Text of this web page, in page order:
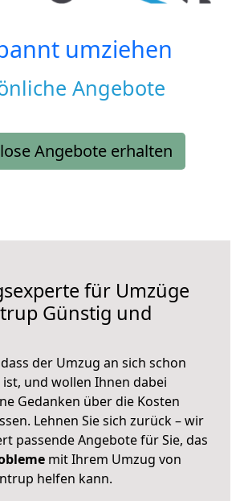
umziehen
Angebote
Angebote erhalten
für Umzüge
Günstig und
der Umzug an sich schon
und wollen Ihnen dabei
Gedanken über die Kosten
Lehnen Sie sich zurück – wir
passende Angebote für Sie, das
mit Ihrem Umzug von
helfen kann.